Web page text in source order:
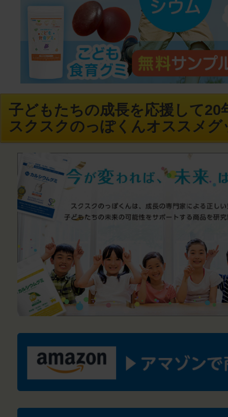
子どもたちの成長を応援して20
スクスクのっぽくんオススメグ